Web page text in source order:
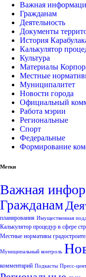
Важная
Гражданам
Деятельность
Документы
История
Калькулятор
Культура
Материалы
Местные
Муниципалитет
Новости города
Официальный
Работа мэрии
Региональные
Спорт
Федеральные
Формирование
Метки
Важная
Гражданам
планирования Имущественная
Калькулятор процедур в сфере
Местные нормативы
Муниципальный контроль
комментарий Подкасты Пресс-